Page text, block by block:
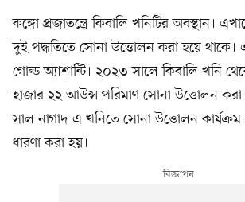
কঙ্গো প্রজাতন্ত্রে কিবালি খনিটির অবস্থান।
দুই পদ্ধতিতে সোনা উত্তোলন করা হয়ে থাকে।
গোল্ড অ্যাশান্টি। ২০২৩ সালে কিবালি খনি
হাজার ২২ আউন্স পরিমাণ সোনা উত্তোলন
সাল নাগাদ এ খনিতে সোনা উত্তোলন
ধারণা করা হয়।